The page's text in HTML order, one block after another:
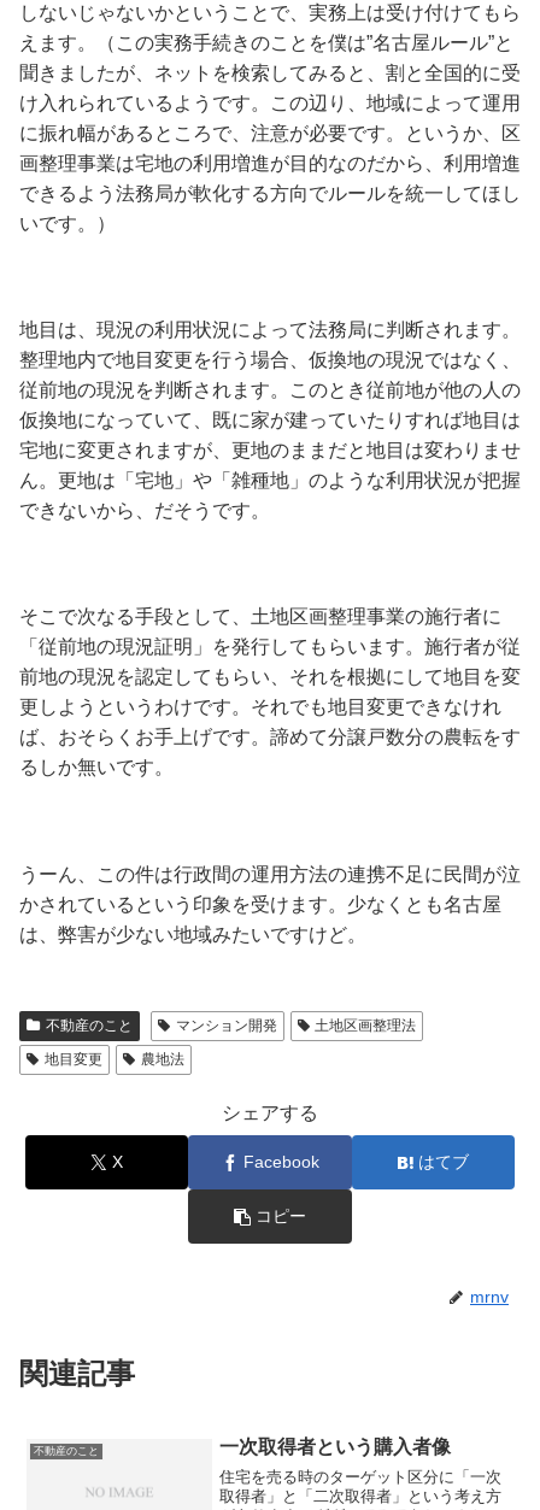
しないじゃないかということで、実務上は受け付けてもら
えます。（この実務手続きのことを僕は”名古屋ルール”と
聞きましたが、ネットを検索してみると、割と全国的に受
け入れられているようです。この辺り、地域によって運用
に振れ幅があるところで、注意が必要です。というか、区
画整理事業は宅地の利用増進が目的なのだから、利用増進
できるよう法務局が軟化する方向でルールを統一してほし
いです。）
地目は、現況の利用状況によって法務局に判断されます。
整理地内で地目変更を行う場合、仮換地の現況ではなく、
従前地の現況を判断されます。このとき従前地が他の人の
仮換地になっていて、既に家が建っていたりすれば地目は
宅地に変更されますが、更地のままだと地目は変わりませ
ん。更地は「宅地」や「雑種地」のような利用状況が把握
できないから、だそうです。
そこで次なる手段として、土地区画整理事業の施行者に
「従前地の現況証明」を発行してもらいます。施行者が従
前地の現況を認定してもらい、それを根拠にして地目を変
更しようというわけです。それでも地目変更できなけれ
ば、おそらくお手上げです。諦めて分譲戸数分の農転をす
るしか無いです。
うーん、この件は行政間の運用方法の連携不足に民間が泣
かされているという印象を受けます。少なくとも名古屋
は、弊害が少ない地域みたいですけど。
不動産のこと マンション開発
土地区画整理法
地目変更
農地法
シェアする
X Facebook はてブ
コピー
mrnv
関連記事
不動産のこと 一次取得者という購入者像
住宅を売る時のターゲット区分に「一次
取得者」と「二次取得者」という考え方